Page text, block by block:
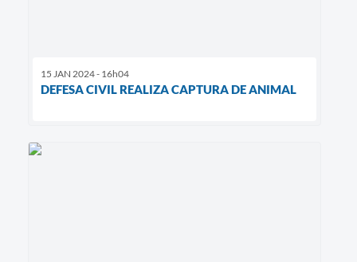
15 JAN 2024 - 16h04
DEFESA CIVIL REALIZA CAPTURA DE ANIMAL